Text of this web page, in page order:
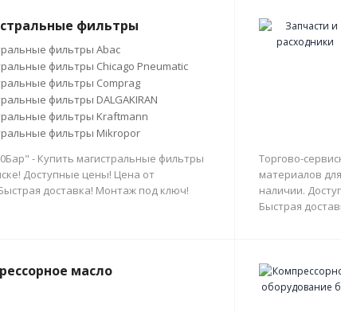
фильтры
фильтры Abac
фильтры Chicago Pneumatic
фильтры Comprag
фильтры DALGAKIRAN
фильтры Kraftmann
фильтры Mikropor
- Купить магистральные фильтры
Доступные цены! Цена от
доставка! Монтаж под ключ!
Торгово-
материалов
наличии.
Быстрая
масло